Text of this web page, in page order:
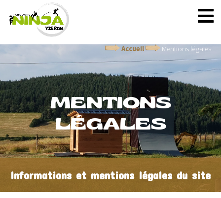
Accueil Mentions légales
MENTIONS
LÉGALES
Informations et mentions légales du site